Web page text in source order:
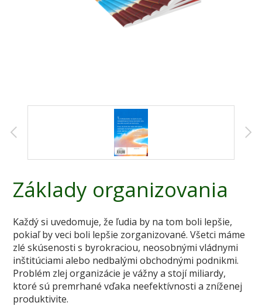
Základy organizovania
Každý si uvedomuje, že ľudia by na tom boli lepšie,
pokiaľ by veci boli lepšie zorganizované. Všetci máme
zlé skúsenosti s byrokraciou, neosobnými vládnymi
inštitúciami alebo nedbalými obchodnými podnikmi.
Problém zlej organizácie je vážny a stojí miliardy,
ktoré sú premrhané vďaka neefektívnosti a zníženej
produktivite.